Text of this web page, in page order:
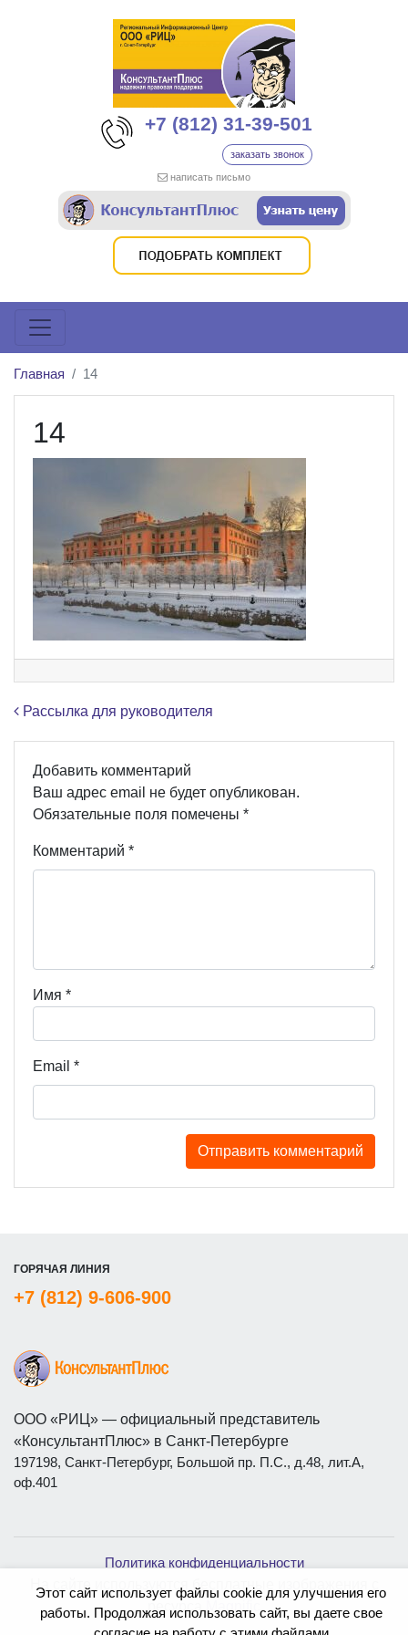
+7 (812) 31-39-501
заказать звонок
написать письмо
Главная 14
14
Навигация по записям
Рассылка для руководителя
Добавить комментарий
Ваш адрес email не будет опубликован.
Обязательные поля помечены *
Комментарий *
Имя *
Email *
ГОРЯЧАЯ ЛИНИЯ
+7 (812) 9-606-900
ООО «РИЦ» — официальный представитель
«КонсультантПлюс» в Санкт-Петербурге
197198, Санкт-Петербург, Большой пр. П.С., д.48, лит.А,
оф.401
Политика конфиденциальности
На сайте используются бесплатные изображения с
Этот сайт использует файлы cookie для улучшения его
работы. Продолжая использовать сайт, вы даете свое